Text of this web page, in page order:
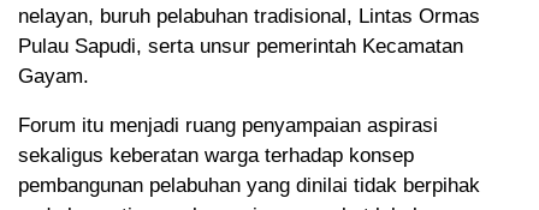
nelayan, buruh pelabuhan tradisional, Lintas Ormas
Pulau Sapudi, serta unsur pemerintah Kecamatan
Gayam.
Forum itu menjadi ruang penyampaian aspirasi
sekaligus keberatan warga terhadap konsep
pembangunan pelabuhan yang dinilai tidak berpihak